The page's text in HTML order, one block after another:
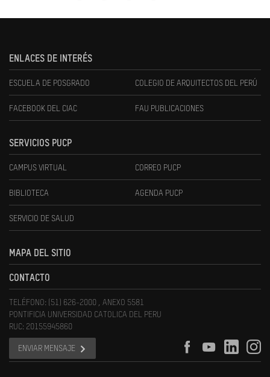
ENLACES DE INTERÉS
ESCUELA DE POSGRADO COLEGIO DE ARQUITECTOS DEL PERÚ
FACEBOOK DEL CIAC FAU PUBLICACIONES
SERVICIOS PUCP
CAMPUS VIRTUAL CORREO PUCP
BIBLIOTECA AGENDA PUCP
SERVICIO DE SALUD
MAPA DEL SITIO
CONTACTO
TELÉFONO: (51) 626-2000 , ANEXO 5581
PONTIFICIA UNIVERSIDAD CATOLICA DEL PERU
RUC: 20155945860
ENVIAR MENSAJE